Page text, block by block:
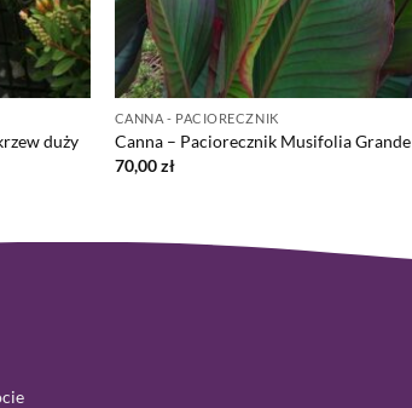
duży
CANNA - PACIORECZNIK
Canna – Paciorecznik Musifolia Grande
70,00zł